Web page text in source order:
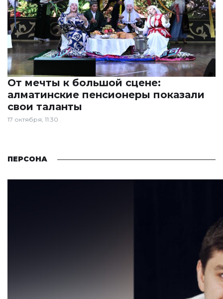
От мечты к большой сцене:
алматинские пенсионеры показали
свои таланты
17 октября, 11:30
ПЕРСОНА